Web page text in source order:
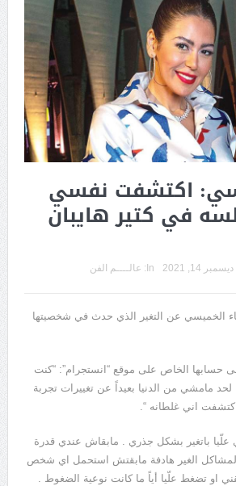
اكتشفت نفسي
في كتير هايبان
ديسمبر 14, 2021 In:
عالــــم الفن
الخميسي عن التغير الذي حدث في شخصيتها
حسابها الخاص على موقع “انستجرام”: “كنت
لحد مامشي من الدنيا بعيداً عن تغييرات تجربة
اكتشفت اني غلطانه “.
علّيا باتغير بشكل جذري . مابقاش عندي قدرة
والمشاكل الغير هادفة مابقتش استحمل اي شخص
او تضغط علّيا أياً ما كانت نوعية الضغوط .